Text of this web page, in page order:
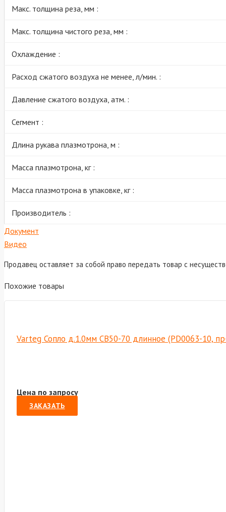
Макс. толщина реза, мм :
Макс. толщина чистого реза, мм :
Охлаждение :
Расход сжатого воздуха не менее, л/мин. :
Давление сжатого воздуха, атм. :
Сегмент :
Длина рукава плазмотрона, м :
Масса плазмотрона, кг :
Масса плазмотрона в упаковке, кг :
Производитель :
Документ
Видео
Продавец оставляет за собой право передать товар с
Похожие товары
Varteg Сопло д.1.0мм CB50-70 длинное (PD0063-10,
Цена по запросу
ЗАКАЗАТЬ